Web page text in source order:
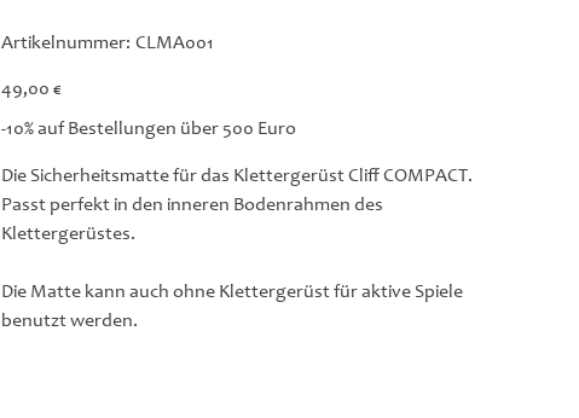
Artikelnummer: Artikelnummer:
CLMA001
CLMA001
49,00 €
-10% auf Bestellungen über 500 Euro
Die Sicherheitsmatte für das Klettergerüst Cliff COMPACT.
Passt perfekt in den inneren Bodenrahmen des
Klettergerüstes.
Die Matte kann auch ohne Klettergerüst für aktive Spiele
benutzt werden.